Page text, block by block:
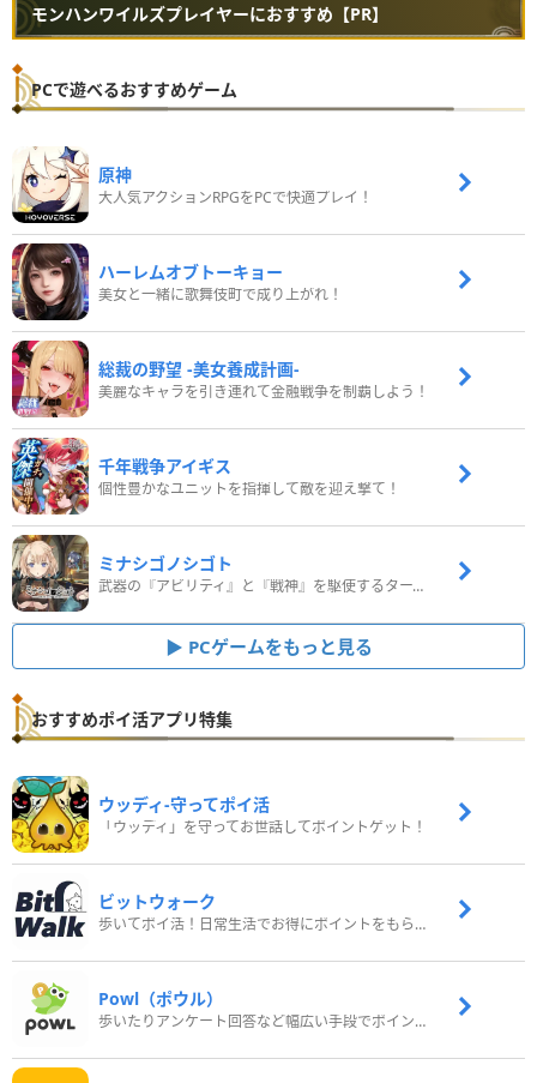
モンハンワイルズプレイヤーにおすすめ【PR】
PCで遊べるおすすめゲーム
原神
大人気アクションRPGをPCで快適プレイ！
ハーレムオブトーキョー
美女と一緒に歌舞伎町で成り上がれ！
総裁の野望 -美女養成計画-
美麗なキャラを引き連れて金融戦争を制覇しよう！
千年戦争アイギス
個性豊かなユニットを指揮して敵を迎え撃て！
ミナシゴノシゴト
武器の『アビリティ』と『戦神』を駆使するターン制コマンドバトルRPG！
PCゲームをもっと見る
おすすめポイ活アプリ特集
ウッディ‐守ってポイ活
「ウッディ」を守ってお世話してポイントゲット！
ビットウォーク
歩いてポイ活！日常生活でお得にポイントをもらおう
Powl（ポウル）
歩いたりアンケート回答など幅広い手段でポイントをゲット